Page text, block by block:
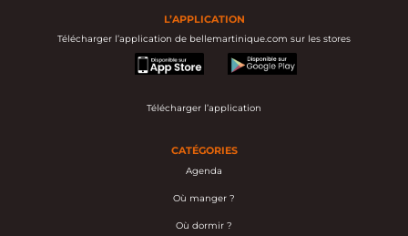
L’APPLICATION
Télécharger l’application de bellemartinique.com sur les stores
appstore
googleplay
Télécharger l’application
CATÉGORIES
Agenda
Où manger ?
Où dormir ?